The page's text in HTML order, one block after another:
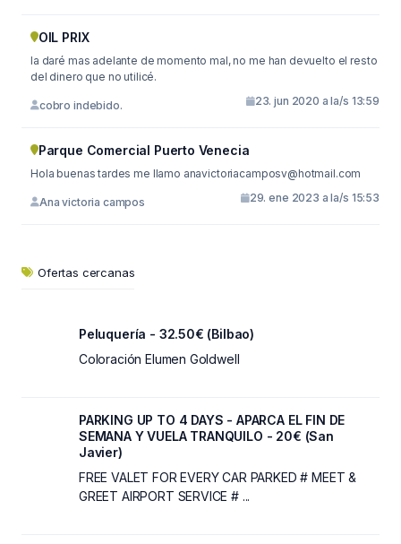
OIL PRIX
la daré mas adelante de momento mal, no me han devuelto el resto
del dinero que no utilicé.
cobro indebido. 23. jun 2020 a la/s 13:59
Parque Comercial Puerto Venecia
Hola buenas tardes me llamo anavictoriacamposv@hotmail.com
Ana victoria campos 29. ene 2023 a la/s 15:53
Ofertas cercanas
Peluquería - 32.50€ (Bilbao)
Coloración Elumen Goldwell
PARKING UP TO 4 DAYS - APARCA EL FIN DE
SEMANA Y VUELA TRANQUILO - 20€ (San
Javier)
FREE VALET FOR EVERY CAR PARKED # MEET &
GREET AIRPORT SERVICE # ...